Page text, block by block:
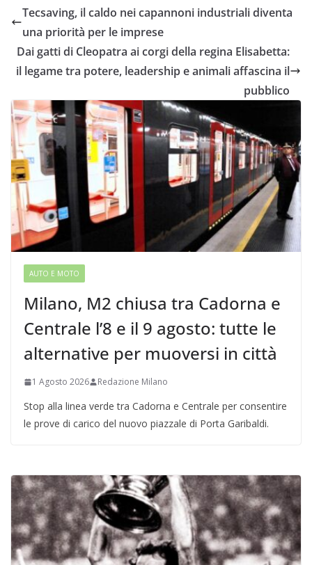
Tecsaving, il caldo nei capannoni industriali diventa
una priorità per le imprese
Dai gatti di Cleopatra ai corgi della regina Elisabetta:
il legame tra potere, leadership e animali affascina il
pubblico
AUTO E MOTO
Milano, M2 chiusa tra Cadorna e
Centrale l’8 e il 9 agosto: tutte le
alternative per muoversi in città
1 Agosto 2026 Redazione Milano
Stop alla linea verde tra Cadorna e Centrale per consentire
le prove di carico del nuovo piazzale di Porta Garibaldi.